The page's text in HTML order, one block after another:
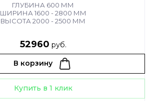
ГЛУБИНА 600 ММ
ШИРИНА 1600 - 2800 ММ
ВЫСОТА 2000 - 2500 ММ
52960 руб.
В корзину
Купить в 1 клик